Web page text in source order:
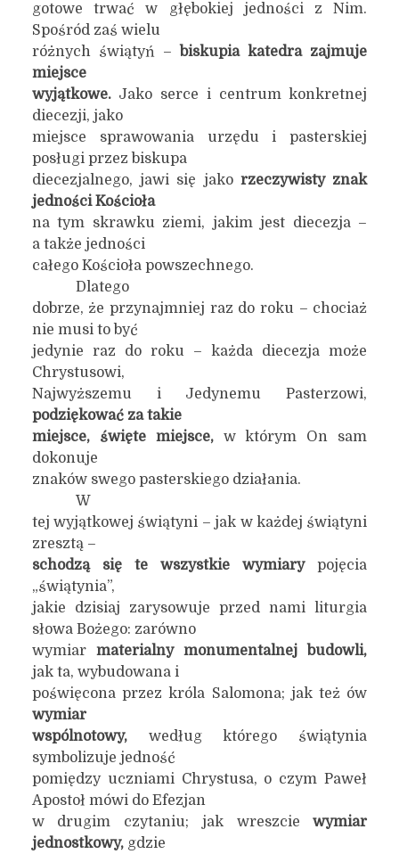
gotowe trwać w głębokiej jedności z Nim.
Spośród zaś wielu
różnych świątyń –
biskupia katedra zajmuje
miejsce
wyjątkowe.Jako serce i centrum konkretnej
diecezji, jako
miejsce sprawowania urzędu i pasterskiej
posługi przez biskupa
diecezjalnego, jawi się jako rzeczywisty znak
jedności Kościoła
na tym skrawku ziemi, jakim jest diecezja –
a także jedności
całego Kościoła powszechnego.
Dlatego
dobrze, że przynajmniej raz do roku – chociaż
nie musi to być
jedynie raz do roku – każda diecezja może
Chrystusowi,
Najwyższemu i Jedynemu Pasterzowi,
podziękować za takie
miejsce, święte miejsce, w którym On sam
dokonuje
znaków swego pasterskiego działania.
W
tej wyjątkowej świątyni – jak w każdej świątyni
zresztą –
schodzą się te wszystkie wymiarypojęcia
„świątynia”,
jakie dzisiaj zarysowuje przed nami liturgia
słowa Bożego: zarówno
wymiar materialny monumentalnej budowli,
jak ta, wybudowana i
poświęcona przez króla Salomona; jak też ów
wymiar
wspólnotowy,według którego świątynia
symbolizuje jedność
pomiędzy uczniami Chrystusa, o czym Paweł
Apostoł mówi do Efezjan
w drugim czytaniu; jak wreszciewymiar
jednostkowy, gdzie